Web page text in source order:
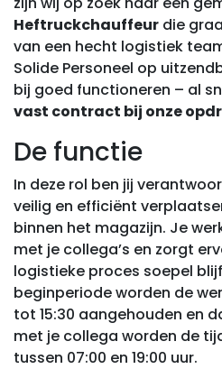
Heftruckchauffeur die
van een hecht logistiek
Solide Personeel op
bij goed functioneren – al
vast contract bij onze
De functie
In deze rol ben jij
veilig en efficiënt
binnen het magazijn. Je
met je collega’s en zorgt
logistieke proces soepel
beginperiode worden de
tot 15:30 aangehouden en
met je collega worden de
tussen 07:00 en 19:00 uur.